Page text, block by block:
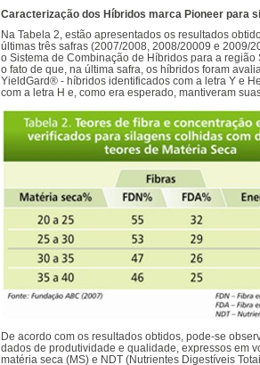
Caracterização dos Híbridos marca Pioneer para
Na Tabela 2, estão apresentados os resultados
últimas três safras (2007/2008, 2008/20009 e 2009/
o Sistema de Combinação de Híbridos para a
o fato de que, na última safra, os híbridos foram
YieldGard® - híbridos identificados com a letra Y e
com a letra H e, como era esperado, mantiveram
De acordo com os resultados obtidos, pode-se
dados de produtividade e qualidade, expressos em
matéria seca (MS) e NDT (Nutrientes Digestíveis